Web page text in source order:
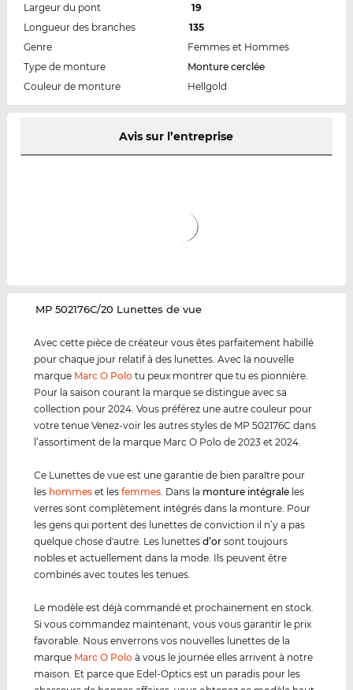
Largeur du pont
19
Longueur des branches
135
Genre
Femmes et Hommes
Type de monture
Monture cerclée
Couleur de monture
Hellgold
Avis sur l’entreprise
‌MP 502176C/20 Lunettes de vue
Avec cette pièce de créateur vous êtes parfaitement habillé
pour chaque jour relatif à des lunettes. Avec la nouvelle
marque Marc O Polo tu peux montrer que tu es pionnière.
Pour la saison courant la marque se distingue avec sa
collection pour 2024. Vous préférez une autre couleur pour
votre tenue Venez-voir les autres styles de MP 502176C dans
l’assortiment de la marque Marc O Polo de 2023 et 2024.
Ce Lunettes de vue est une garantie de bien paraître pour
les hommes et lesfemmes . Dans la monture intégrale les
verres sont complètement intégrés dans la monture. Pour
les gens qui portent des lunettes de conviction il n’y a pas
quelque chose d'autre. Les lunettesd’or sont toujours
nobles et actuellement dans la mode. Ils peuvent être
combinés avec toutes les tenues.
Le modèle est déjà commandé et prochainement en stock.
Si vous commandez maintenant, vous vous garantir le prix
favorable. Nous enverrons vos nouvelles lunettes de la
marque Marc O Polo à vous le journée elles arrivent à notre
maison. Et parce que Edel-Optics est un paradis pour les